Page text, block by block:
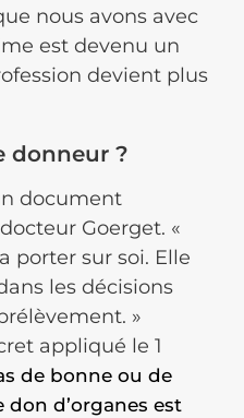
nous avons avec
est devenu un
devient plus
donneur ?
document
Goerget. «
porter sur soi. Elle
les décisions
»
appliqué le 1
de bonne ou de
d’organes est